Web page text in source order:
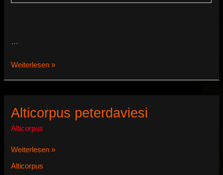
…
Alticorpus
Weiterlesen »
Alticorpus peterdaviesi
Alticorpus
Alticorpus
Weiterlesen »
Alticorpus